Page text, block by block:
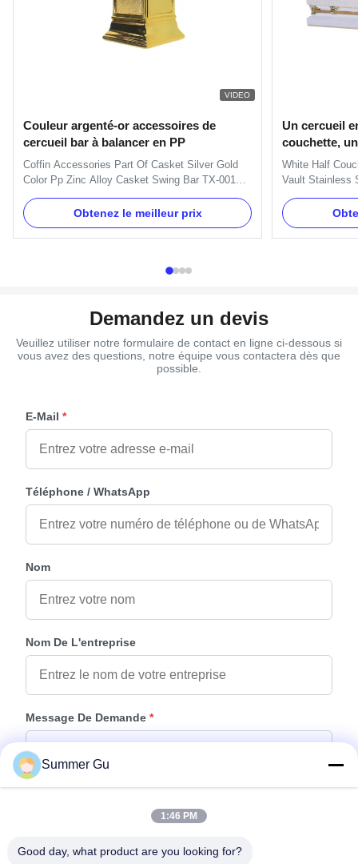
VIDEO
Couleur argenté-or accessoires de
cercueil bar à balancer en PP
Coffin Accessories Part Of Casket Silver Gold
Color Pp Zinc Alloy Casket Swing Bar TX-001
Product Description: Item Name TX-001 Material
Plastic(PP,ABS) Color Gold, silver, copper, as
your order Delivery Time 30 days after the order
confirmed Payment Term TT, L/C MOQ 100sets
Obtenez le meilleur prix
Un cercueil
couchette,
inoxydable
White Half
Vault Stainless
Durability
has earned a
perfect for any
materials, this
Demandez un devis
Veuillez utiliser notre formulaire de contact en ligne ci-dessous si
vous avez des questions, notre équipe vous contactera dès que
possible.
E-Mail *
Téléphone / WhatsApp
Nom
Nom De L'entreprise
Message De Demande *
Joindre Des Fichiers
Summer Gu
1:46 PM
Good day, what product are you looking for?